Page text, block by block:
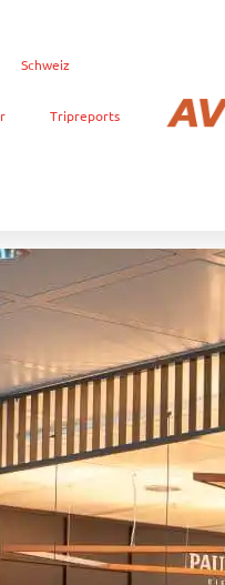
Schweiz
Tripreports